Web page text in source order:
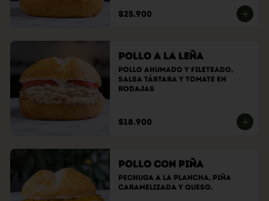
$25.900
Pollo a la Leña
Pollo ahumado y fileteado,
Salsa tártara y tomate en
rodajas
$18.900
Pollo con Piña
Pechuga a la plancha, piña
caramelizada y queso.